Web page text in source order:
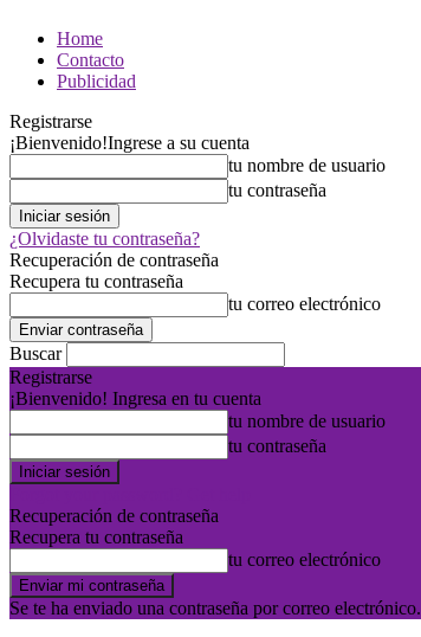
Home
Contacto
Publicidad
Registrarse
¡Bienvenido!Ingrese a su cuenta
tu nombre de usuario
tu contraseña
¿Olvidaste tu contraseña?
Recuperación de contraseña
Recupera tu contraseña
tu correo electrónico
Buscar
Registrarse
¡Bienvenido! Ingresa en tu cuenta
tu nombre de usuario
tu contraseña
Recuperación de contraseña
Recupera tu contraseña
tu correo electrónico
Se te ha enviado una contraseña por correo electrónico.